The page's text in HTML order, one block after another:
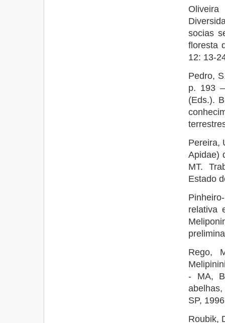
socias
floresta
12: 13-
Pedro,
p. 193
(Eds.).
Pereira,
Apidae)
MT.
Estado
relativa
Rego,
- MA,
SP,
Roubik,